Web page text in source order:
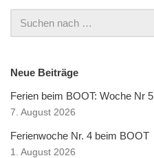
Neue Beiträge
Ferien beim BOOT: Woche Nr 5
7. August 2026
Ferienwoche Nr. 4 beim BOOT
1. August 2026